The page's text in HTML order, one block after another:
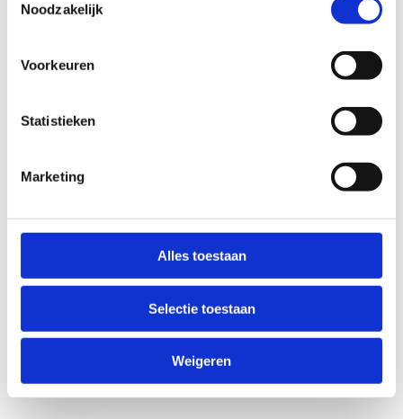
Noodzakelijk
Voorkeuren
Statistieken
Marketing
Alles toestaan
Selectie toestaan
Weigeren
Anti-Robot Verification
Click to start verification
Verzend